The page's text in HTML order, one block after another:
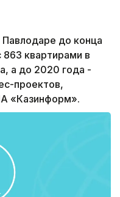
до конца
квартирами в
а до 2020 года -
проектов,
«Казинформ».